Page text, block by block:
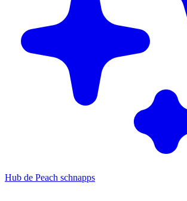
Hub de Peach schnapps